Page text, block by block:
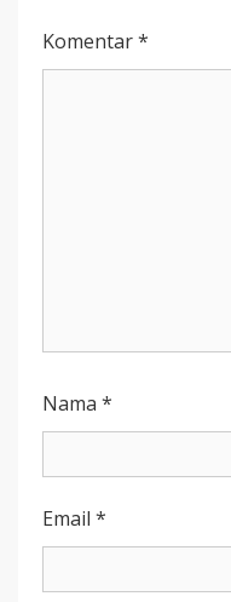
Komentar*
Nama *
Email *